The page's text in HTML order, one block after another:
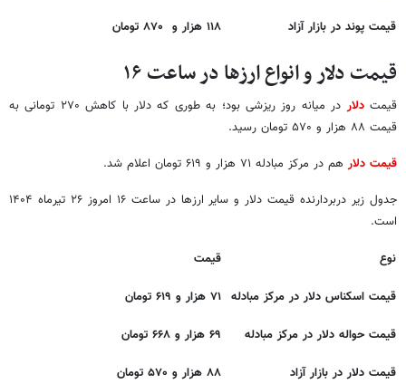
قیمت پوند در بازار آزاد ۱۱۸ هزار و ۸۷۰ تومان
قیمت دلار و انواع ارزها در ساعت ۱۶
قیمت‌دلار
در میانه روز ریزشی بود؛ به طوری که دلار با کاهش ۲۷۰ تومانی به
قیمت ۸۸ هزار و ۵۷۰ تومان رسید.
قیمت دلار هم در مرکز مبادله ۷۱ هزار و ۶۱۹ تومان اعلام شد.
جدول زیر دربردارنده قیمت دلار و سایر ارزها در ساعت ۱۶ امروز ۲۶ تیرماه ۱۴۰۴
است.
نوع قیمت
قیمت اسکناس دلار در مرکز مبادله ۷۱ هزار و ۶۱۹ تومان
قیمت حواله دلار در مرکز مبادله ۶۹ هزار و ۶۶۸ تومان
قیمت دلار در بازار آزاد ۸۸ هزار و ۵۷۰ تومان